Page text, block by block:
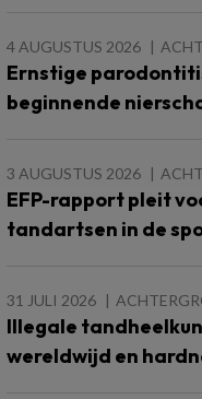
4 AUGUSTUS 2026
Ernstige
beginnende
3 AUGUSTUS 2026
EFP-rapport pleit
tandartsen in de
31 JULI 2026
Illegale
wereldwijd en